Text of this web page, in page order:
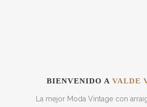
BIENVENIDO A VALDE
La mejor Moda Vintage con